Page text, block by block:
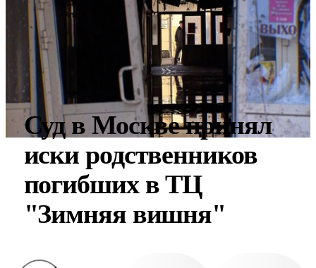
Суд в Москве принял
иски родственников
погибших в ТЦ
"Зимняя вишня"